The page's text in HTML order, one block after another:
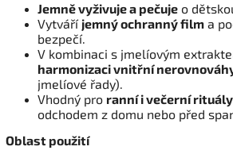
Jemně vyživuje a pečuje o
Vytváří jemný ochranný film a
bezpečí.
V kombinaci s jmelíovým
harmonizaci vnitřní
jmelíové řady).
Vhodný pro ranní i večerní rituály
odchodem z domu nebo před
Oblast použití